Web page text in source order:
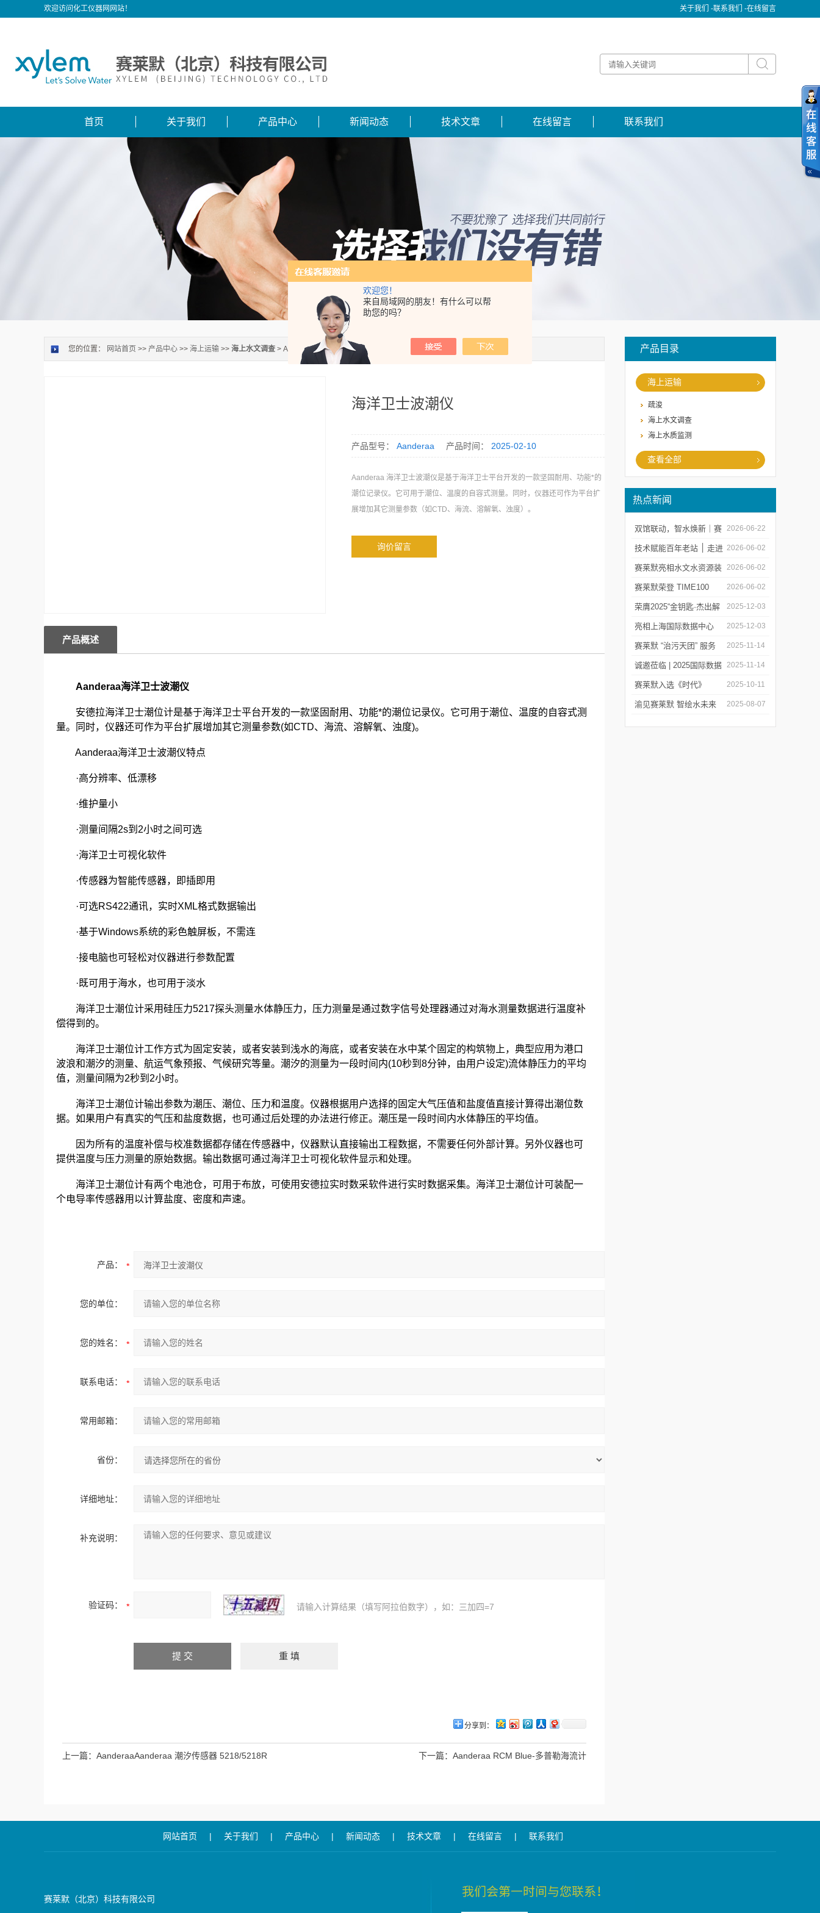
欢迎您！
来自局域网的朋友！有什么可以帮
助您的吗？
关于我们 -联系我们 -在线留言
欢迎访问化工仪器网网站！
首页 关于我们 产品中心 新闻动态 技术文章 在线留言 联系我们
产品目录
海上运输
疏浚
海上水文调查
海上水质监测
查看全部
热点新闻
双馆联动，智水焕新｜赛
莱默精彩亮相2026上海世
环会
2026-06-22
技术赋能百年老站 ׀ 走进
都江堰：从千年治水智慧
到现代水文监测
2026-06-02
赛莱默亮相水文水资源装
备展 | 以数字化和智能化
技术赋能水文现代化建设
2026-06-02
赛莱默荣登 TIME100
2026 全球百强影响力企
业榜单
2026-06-02
荣膺2025“金钥匙·杰出解
决方案”！赛莱默青少年
水教育行动，浇灌可持续
发展未来
2025-12-03
亮相上海国际数据中心
展！赛莱默助力AI时代数
智未来
2025-12-03
赛莱默 “治污天团” 服务
亚洲污水处理厂
2025-11-14
诚邀莅临 | 2025国际数据
中心展
2025-11-14
赛莱默入选《时代》
“2025全球最佳公司”榜单
2025-10-11
渝见赛莱默 智绘水未来 2025-08-07
您的位置： 网站首页 >> 产品中心 >> 海上运输 >> 海上水文调查 > Aanderaa海洋卫士波潮仪
海洋卫士波潮仪
产品型号： Aanderaa 产品时间： 2025-02-10
Aanderaa 海洋卫士波潮仪是基于海洋卫士平台开发的一款坚固耐用、功能*的
潮位记录仪。它可用于潮位、温度的自容式测量。同时，仪器还可作为平台扩
展增加其它测量参数（如CTD、海流、溶解氧、浊度）。
询价留言
产品概述
Aanderaa海洋卫士波潮仪
安德拉海洋卫士潮位计是基于海洋卫士平台开发的一款坚固耐用、功能*的潮位记录仪。它可用于潮位、温度的自容式测
量。同时，仪器还可作为平台扩展增加其它测量参数(如CTD、海流、溶解氧、浊度)。
Aanderaa海洋卫士波潮仪特点
·高分辨率、低漂移
·维护量小
·测量间隔2s到2小时之间可选
·海洋卫士可视化软件
·传感器为智能传感器，即插即用
·可选RS422通讯，实时XML格式数据输出
·基于Windows系统的彩色触屏板，不需连
·接电脑也可轻松对仪器进行参数配置
·既可用于海水，也可用于淡水
海洋卫士潮位计采用硅压力5217探头测量水体静压力，压力测量是通过数字信号处理器通过对海水测量数据进行温度补
偿得到的。
海洋卫士潮位计工作方式为固定安装，或者安装到浅水的海底，或者安装在水中某个固定的构筑物上，典型应用为港口
波浪和潮汐的测量、航运气象预报、气候研究等量。潮汐的测量为一段时间内(10秒到8分钟，由用户设定)流体静压力的平均
值，测量间隔为2秒到2小时。
海洋卫士潮位计输出参数为潮压、潮位、压力和温度。仪器根据用户选择的固定大气压值和盐度值直接计算得出潮位数
据。如果用户有真实的气压和盐度数据，也可通过后处理的办法进行修正。潮压是一段时间内水体静压的平均值。
因为所有的温度补偿与校准数据都存储在传感器中，仪器默认直接输出工程数据，不需要任何外部计算。另外仪器也可
提供温度与压力测量的原始数据。输出数据可通过海洋卫士可视化软件显示和处理。
海洋卫士潮位计有两个电池仓，可用于布放，可使用安德拉实时数采软件进行实时数据采集。海洋卫士潮位计可装配一
个电导率传感器用以计算盐度、密度和声速。
产品：
您的单位：
您的姓名：
联系电话：
常用邮箱：
省份：
详细地址：
补充说明：
验证码： 请输入计算结果（填写阿拉伯数字），如：三加四=7
分享到：
上一篇： AanderaaAanderaa 潮汐传感器 5218/5218R 下一篇： Aanderaa RCM Blue-多普勒海流计
网站首页 | 关于我们 | 产品中心 | 新闻动态 | 技术文章 | 在线留言 | 联系我们
赛莱默（北京）科技有限公司